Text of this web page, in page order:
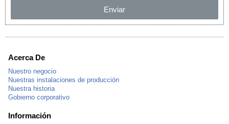
Enviar
Acerca De
Nuestro negocio
Nuestras instalaciones de producción
Nuestra historia
Gobierno corporativo
Información